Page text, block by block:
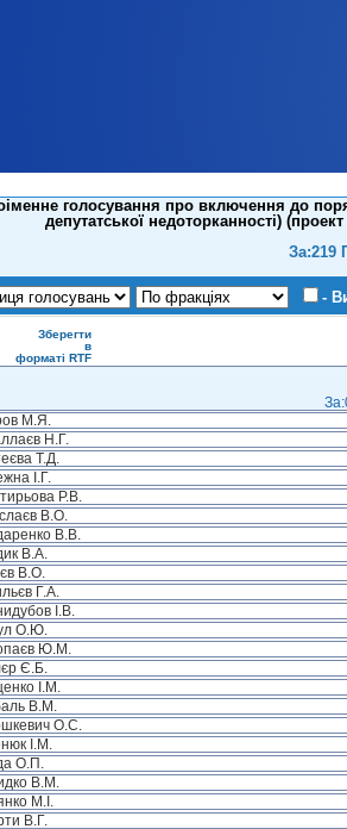
голосування про включення до
депутатської недоторканності)
За:219
-
Зберегти
в
форматі RTF
М.Я.
Н.Г.
Т.Д.
І.Г.
Р.В.
В.О.
В.В.
В.А.
В.О.
Г.А.
І.В.
О.Ю.
Ю.М.
Є.Б.
І.М.
В.М.
О.С.
І.М.
О.П.
В.М.
М.І.
В.Г.